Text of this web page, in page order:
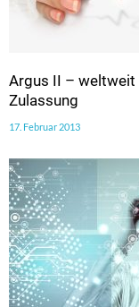
Argus II – weltweit
Zulassung
17. Februar 2013